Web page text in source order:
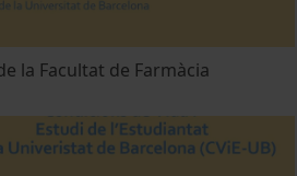
la Facultat de Farmàcia